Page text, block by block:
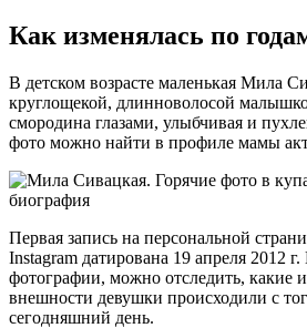
Как изменялась по
В детском возрасте маленькая Мила
круглощекой, длинноволосой
смородина глазами, улыбчивая и
фото можно найти в профиле мамы
Первая запись на персональной
Instagram датирована 19 апреля 2012
фотографии, можно отследить, какие
внешности девушки происходили с
сегодняшний день.